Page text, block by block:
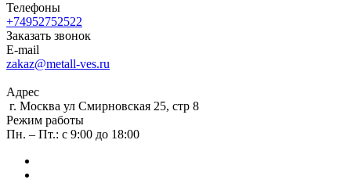
Телефоны
+74952752522
Заказать звонок
E-mail
zakaz@metall-ves.ru
Адрес
г. Москва ул Смирновская 25, стр 8
Режим работы
Пн. – Пт.: с 9:00 до 18:00